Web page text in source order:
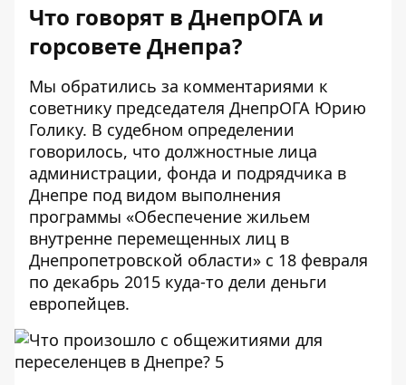
Что говорят в ДнепрОГА и
горсовете Днепра?
Мы обратились за комментариями к
советнику председателя ДнепрОГА Юрию
Голику. В судебном определении
говорилось, что должностные лица
администрации, фонда и подрядчика в
Днепре под видом выполнения
программы «Обеспечение жильем
внутренне перемещенных лиц в
Днепропетровской области» с 18 февраля
по декабрь 2015 куда-то дели деньги
европейцев.